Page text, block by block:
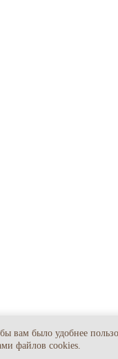
вам было удобнее
файлов cookies.